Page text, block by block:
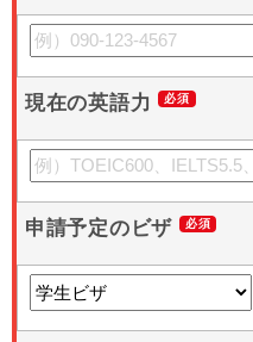
現在の英語力
申請予定のビザ